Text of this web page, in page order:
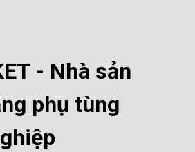
- Nhà sản
phụ tùng